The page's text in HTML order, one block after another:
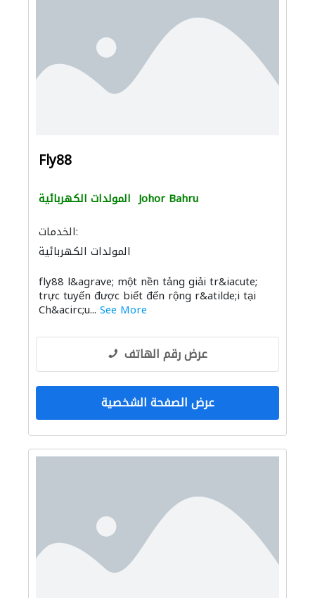
Fly88
المولدات الكهربائية Johor Bahru
الخدمات:
المولدات الكهربائية
fly88 l&agrave; một nền tảng giải tr&iacute;
trực tuyến được biết đến rộng r&atilde;i tại
Ch&acirc;u... See More
عرض رقم الهاتف
عرض الصفحة الشخصية